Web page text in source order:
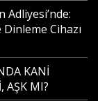
Adliyesi’nde:
Cihazı
KANİ
AŞK MI?